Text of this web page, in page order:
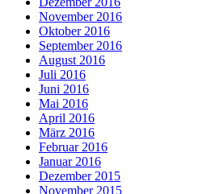
November 2016
Oktober 2016
September 2016
August 2016
Juli 2016
Juni 2016
Mai 2016
April 2016
März 2016
Februar 2016
Januar 2016
Dezember 2015
November 2015